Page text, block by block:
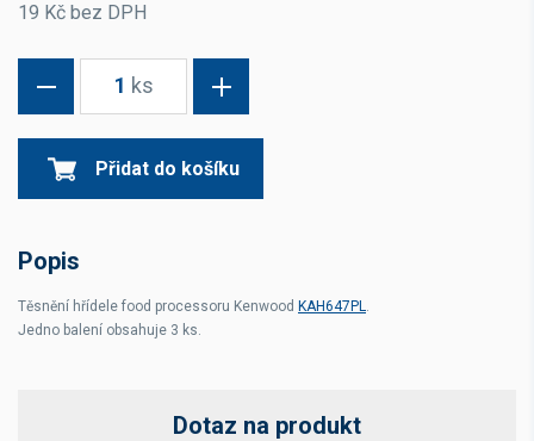
19 Kč bez DPH
1 ks
Přidat do košíku
Popis
Těsnění hřídele food processoru Kenwood KAH647PL.
Jedno balení obsahuje 3 ks.
Dotaz na produkt